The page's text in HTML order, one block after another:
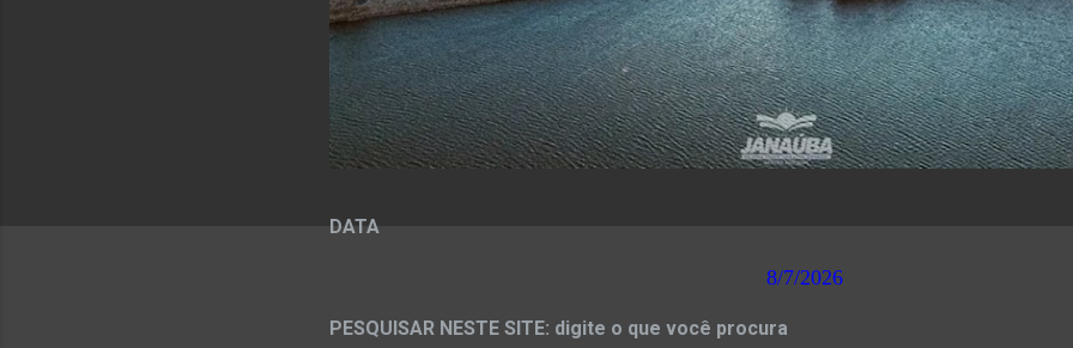
DATA
8/7/2026
PESQUISAR NESTE SITE: digite o que você procura